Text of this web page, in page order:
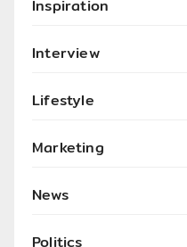
Inspiration
Interview
Lifestyle
Marketing
News
Politics